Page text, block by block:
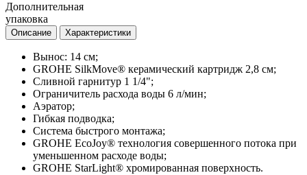
Дополнительная
упаковка
Описание Характеристики
Вынос: 14 см;
GROHE SilkMove® керамический картридж 2,8 см;
Сливной гарнитур 1 1/4";
Ограничитель расхода воды 6 л/мин;
Аэратор;
Гибкая подводка;
Система быстрого монтажа;
GROHE EcoJoy® технология совершенного потока при
уменьшенном расходе воды;
GROHE StarLight® хромированная поверхность.